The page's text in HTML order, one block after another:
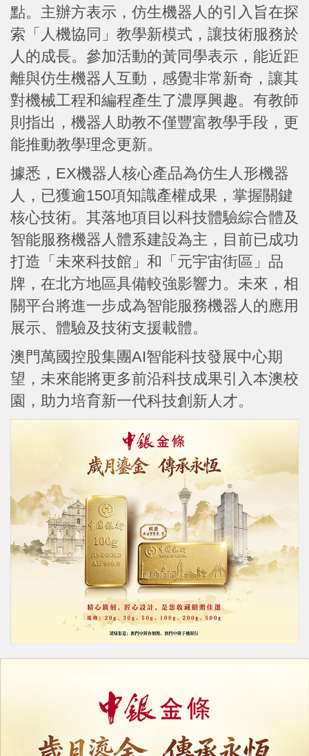
點。主辦方表示，仿生機器人的引入旨在探
索「人機協同」教學新模式，讓技術服務於
人的成長。參加活動的黃同學表示，能近距
離與仿生機器人互動，感覺非常新奇，讓其
對機械工程和編程產生了濃厚興趣。有教師
則指出，機器人助教不僅豐富教學手段，更
能推動教學理念更新。
據悉，EX機器人核心產品為仿生人形機器
人，已獲逾150項知識產權成果，掌握關鍵
核心技術。其落地項目以科技體驗綜合體及
智能服務機器人體系建設為主，目前已成功
打造「未來科技館」和「元宇宙街區」品
牌，在北方地區具備較強影響力。未來，相
關平台將進一步成為智能服務機器人的應用
展示、體驗及技術支援載體。
澳門萬國控股集團AI智能科技發展中心期
望，未來能將更多前沿科技成果引入本澳校
園，助力培育新一代科技創新人才。